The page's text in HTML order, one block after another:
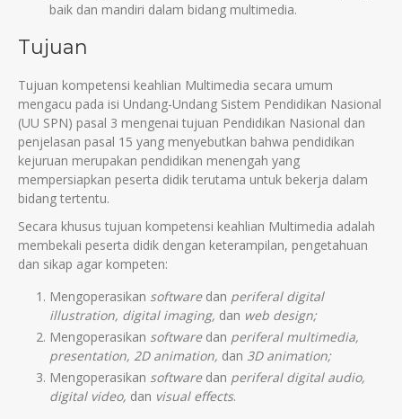
baik dan mandiri dalam bidang multimedia.
Tujuan
Tujuan kompetensi keahlian Multimedia secara umum
mengacu pada isi Undang-Undang Sistem Pendidikan Nasional
(UU SPN) pasal 3 mengenai tujuan Pendidikan Nasional dan
penjelasan pasal 15 yang menyebutkan bahwa pendidikan
kejuruan merupakan pendidikan menengah yang
mempersiapkan peserta didik terutama untuk bekerja dalam
bidang tertentu.
Secara khusus tujuan kompetensi keahlian Multimedia adalah
membekali peserta didik dengan keterampilan, pengetahuan
dan sikap agar kompeten:
Mengoperasikan softwaredan periferal digital
illustration, digital imaging, dan web design;
Mengoperasikan softwaredan periferal multimedia,
presentation, 2D animation, dan 3D animation;
Mengoperasikan softwaredan periferal digital audio,
digital video, dan visual effects.